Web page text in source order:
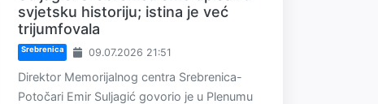
svjetsku historiju; istina je već
trijumfovala
Srebrenica 09.07.2026 21:51
Direktor Memorijalnog centra Srebrenica-
Potočari Emir Suljagić govorio je u Plenumu